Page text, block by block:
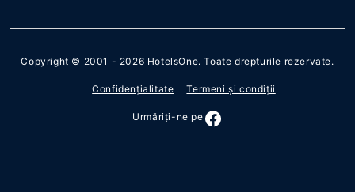
Copyright © 2001 - 2026 HotelsOne. Toate drepturile rezervate.
Confidenţialitate Termeni şi condiţii
Urmăriţi-ne pe